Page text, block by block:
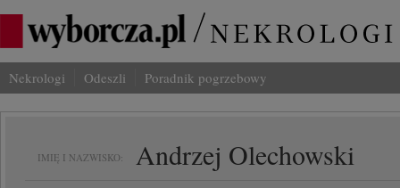
Nekrologi Odeszli Poradnik pogrzebowy
IMIĘ I NAZWISKO: Andrzej Olechowski